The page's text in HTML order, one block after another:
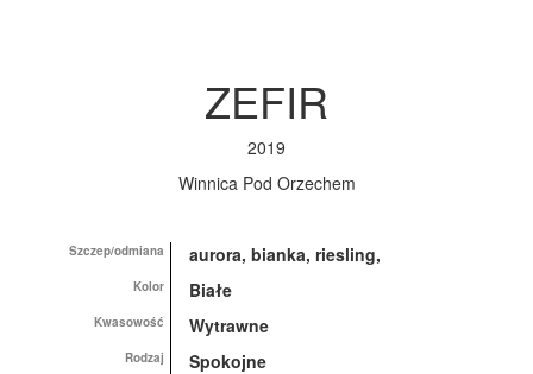
ZEFIR
2019
Winnica Pod Orzechem
Szczep/odmiana aurora, bianka, riesling,
Kolor Białe
Kwasowość Wytrawne
Rodzaj Spokojne